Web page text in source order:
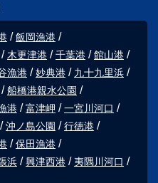
飯岡漁港
木更津港 千葉港
館山港
漁港 妙典港
九十九里浜
船橋港親水公園
港 富津岬
一宮川河口
沖ノ島公園
行徳港
保田漁港
浜 興津西港
夷隅川河口